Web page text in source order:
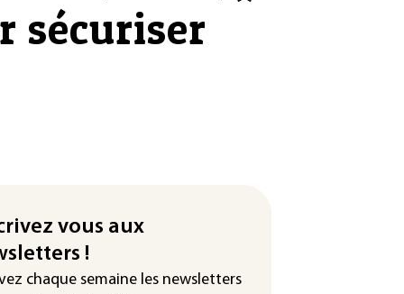
sécuriser
vous aux
!
chaque semaine les newsletters